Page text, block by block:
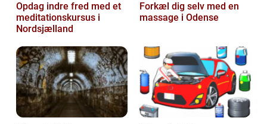
Opdag indre fred med et
meditationskursus i
Nordsjælland
Forkæl dig selv med en
massage i Odense